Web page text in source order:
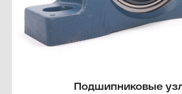
Подшипниковые